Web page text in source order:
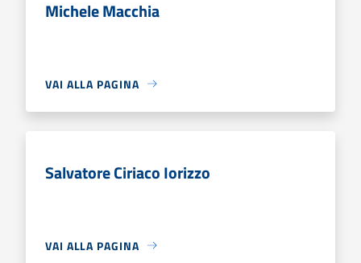
Michele Macchia
VAI ALLA PAGINA
Salvatore Ciriaco Iorizzo
VAI ALLA PAGINA